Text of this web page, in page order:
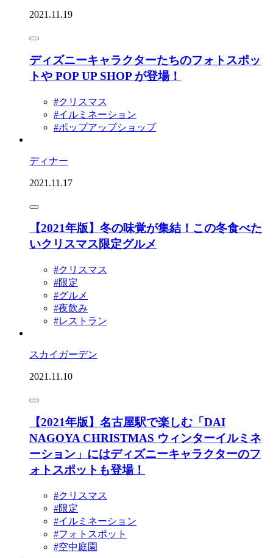
2021.11.19
ディズニーキャラクターたちのフォトスポッ
トや POP UP SHOP が登場！
#クリスマス
#イルミネーション
#ポップアップショップ
ディナー
2021.11.17
【2021年版】冬の味覚が集結！この冬食べた
いクリスマス限定グルメ
#クリスマス
#限定
#グルメ
#夜飲み
#レストラン
スカイガーデン
2021.11.10
【2021年版】名古屋駅で楽しむ「DAI
NAGOYA CHRISTMAS ウィンターイルミネ
ーション」にはディズニーキャラクターのフ
ォトスポットも登場！
#クリスマス
#限定
#イルミネーション
#フォトスポット
#空中庭園